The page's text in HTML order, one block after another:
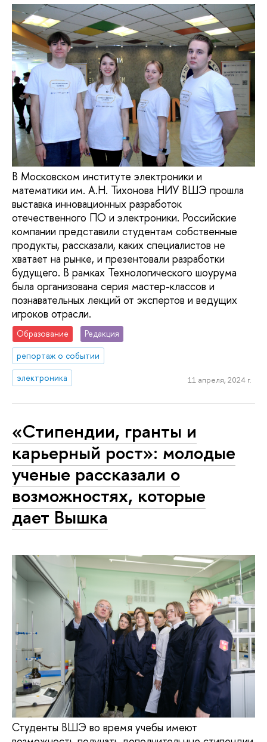
В Московском институте электроники и
математики им. А.Н. Тихонова НИУ ВШЭ прошла
выставка инновационных разработок
отечественного ПО и электроники. Российские
компании представили студентам собственные
продукты, рассказали, каких специалистов не
хватает на рынке, и презентовали разработки
будущего. В рамках Технологического шоурума
была организована серия мастер-классов и
познавательных лекций от экспертов и ведущих
игроков отрасли.
Образование
Редакция
репортаж о событии
электроника
11 апреля, 2024 г.
«Стипендии, гранты и
карьерный рост»: молодые
ученые рассказали о
возможностях, которые
дает Вышка
Студенты ВШЭ во время учебы имеют